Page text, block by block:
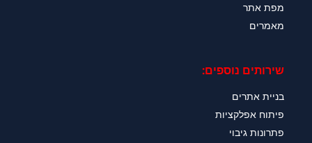
מפת אתר
מאמרים
שירותים נוספים:
בניית אתרים
פיתוח אפלקציות
פתרונות גיבוי